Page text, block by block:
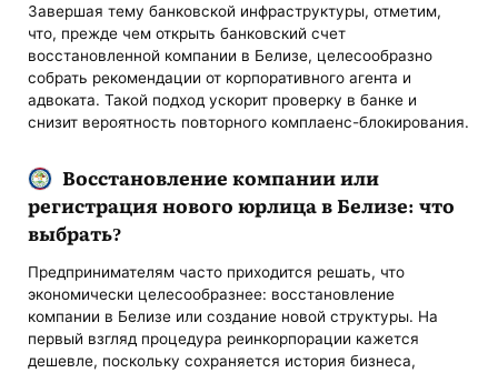
Завершая тему банковской инфраструктуры, отметим,
что, прежде чем открыть банковский счет
восстановленной компании в Белизе, целесообразно
собрать рекомендации от корпоративного агента и
адвоката. Такой подход ускорит проверку в банке и
снизит вероятность повторного комплаенс-блокирования.
Восстановление компании или
регистрация нового юрлица в Белизе: что
выбрать?
Предпринимателям часто приходится решать, что
экономически целесообразнее: восстановление
компании в Белизе или создание новой структуры. На
первый взгляд процедура реинкорпорации кажется
дешевле, поскольку сохраняется история бизнеса,